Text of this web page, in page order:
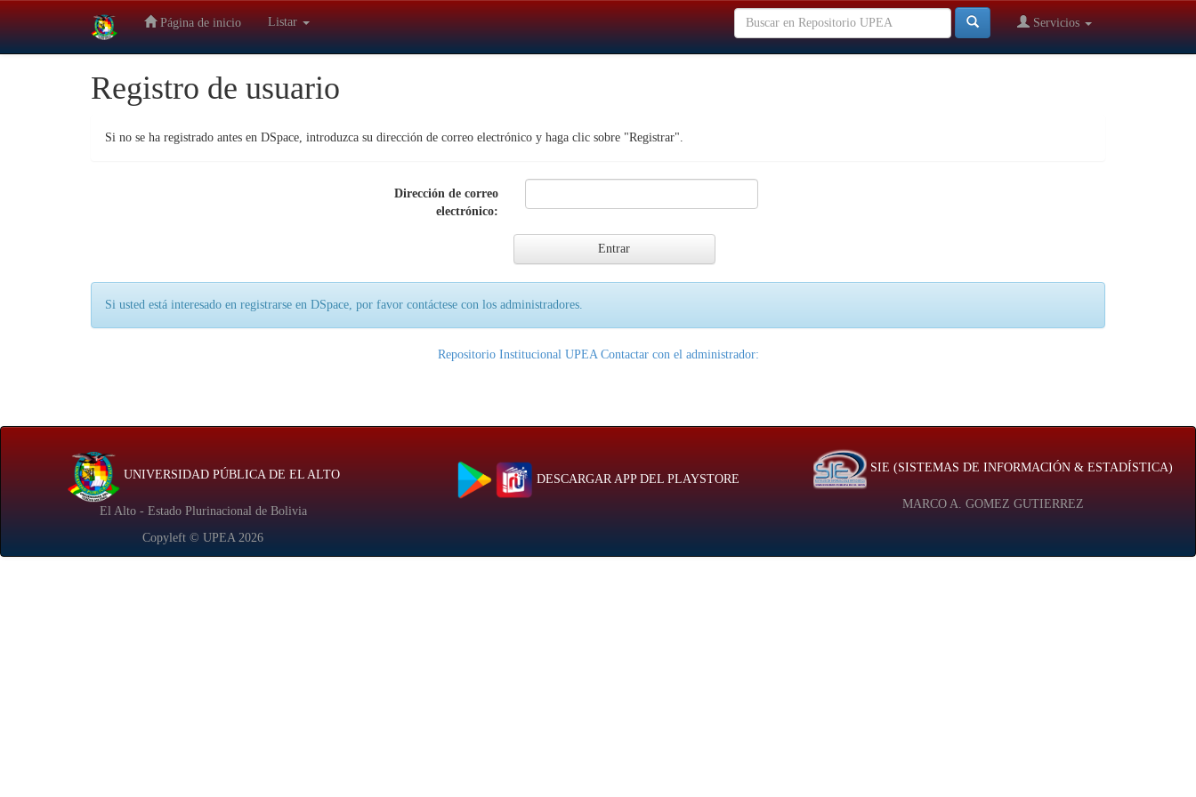
Página de inicio Listar Servicios
Repositorio Institucional UPEA
Registro de usuario
Si no se ha registrado antes en DSpace, introduzca su dirección de correo electrónico y haga clic sobre "Registrar".
Dirección de correo
electrónico:
Si usted está interesado en registrarse en DSpace, por favor contáctese con los administradores.
Repositorio Institucional UPEA Contactar con el administrador:
UNIVERSIDAD PÚBLICA DE EL ALTO
El Alto - Estado Plurinacional de Bolivia
Copyleft © UPEA 2026
DESCARGAR APP DEL PLAYSTORE
SIE (SISTEMAS DE INFORMACIÓN & ESTADÍSTICA)
MARCO A. GOMEZ GUTIERREZ